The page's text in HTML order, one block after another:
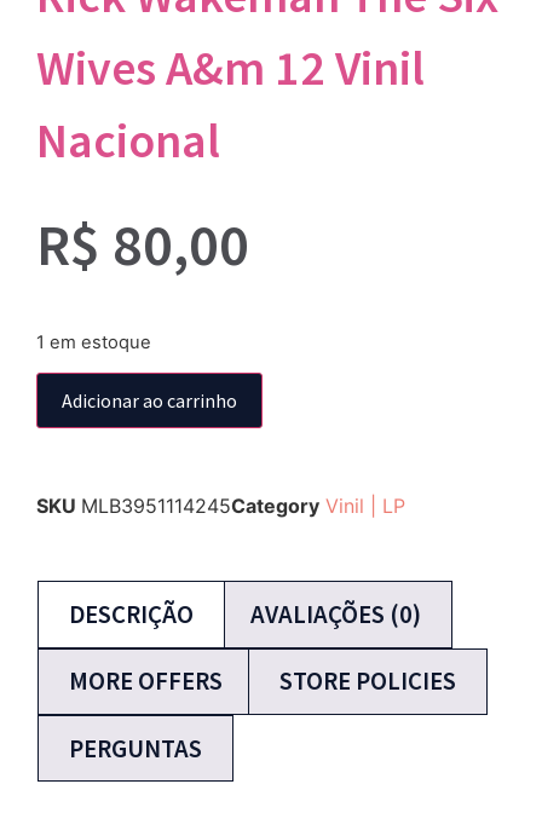
Wives A&m 12 Vinil
Nacional
R$ 80,00
1 em estoque
Adicionar ao carrinho
SKU MLB3951114245Category Vinil | LP
DESCRIÇÃO AVALIAÇÕES (0)
MORE OFFERS STORE POLICIES
PERGUNTAS